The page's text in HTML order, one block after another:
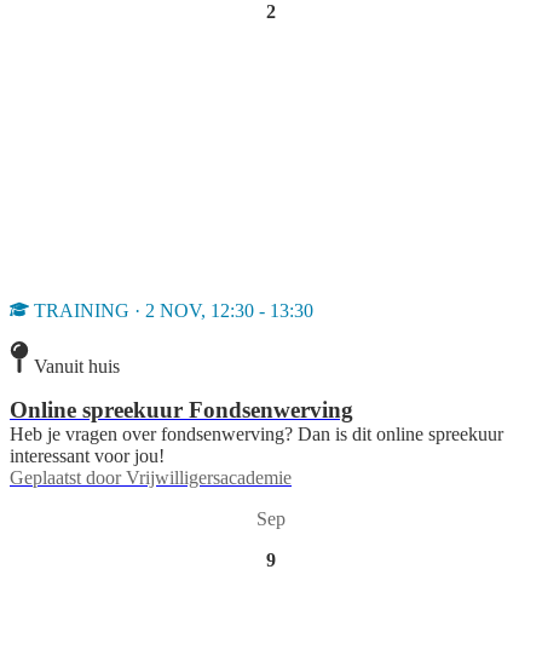
2
TRAINING · 2 NOV, 12:30 - 13:30
Vanuit huis
Online spreekuur Fondsenwerving
Heb je vragen over fondsenwerving? Dan is dit online spreekuur
interessant voor jou!
Geplaatst door Vrijwilligersacademie
Sep
9